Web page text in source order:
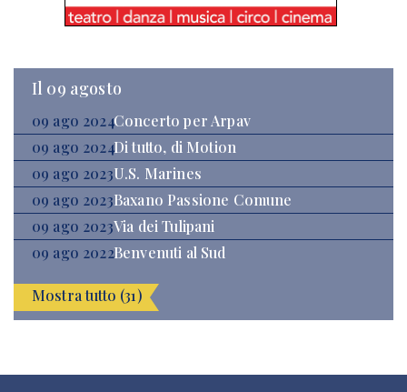
Il 09 agosto
09 ago 2024Concerto per Arpav
09 ago 2024Di tutto, di Motion
09 ago 2023U.S. Marines
09 ago 2023Baxano Passione Comune
09 ago 2023Via dei Tulipani
09 ago 2022Benvenuti al Sud
Mostra tutto (31)